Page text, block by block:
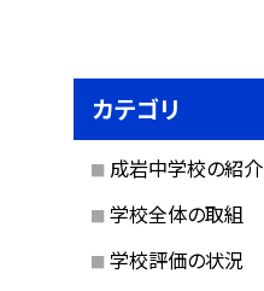
カテゴリ
成岩中学校の紹介
学校全体の取組
学校評価の状況